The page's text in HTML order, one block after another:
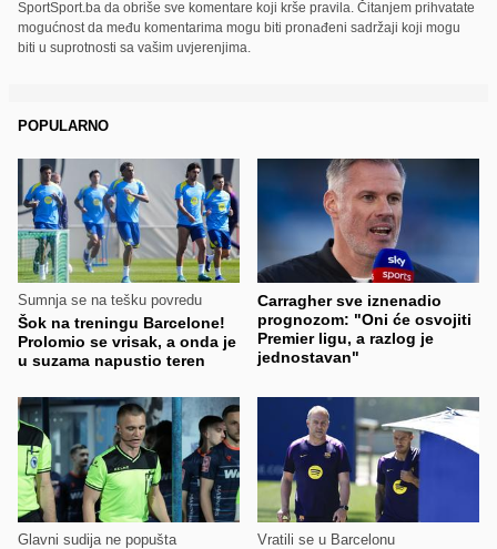
SportSport.ba da obriše sve komentare koji krše pravila. Čitanjem prihvatate
mogućnost da među komentarima mogu biti pronađeni sadržaji koji mogu
biti u suprotnosti sa vašim uvjerenjima.
POPULARNO
Sumnja se na tešku povredu
Šok na treningu Barcelone!
Prolomio se vrisak, a onda je
u suzama napustio teren
Carragher sve iznenadio
prognozom: "Oni će osvojiti
Premier ligu, a razlog je
jednostavan"
Glavni sudija ne popušta Vratili se u Barcelonu